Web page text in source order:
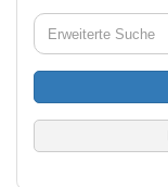
Erweiterte
Suche